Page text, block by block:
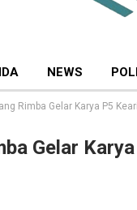
NEWS
Rimba Gelar Karya P5
Gelar